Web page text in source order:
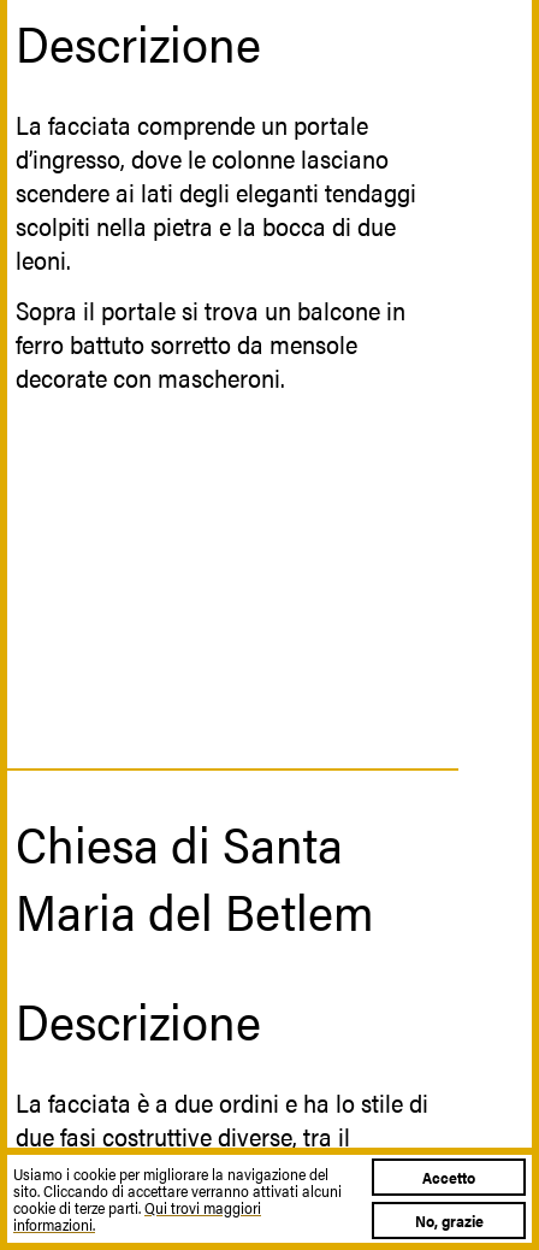
della chiesa di San Giovanni Battista
Oggi ospita anche il Vescovato e gli uffici
della Curia Diocesana.
Riferimenti Botanici
Lo stemma della famiglia è composta da
un giglio ed una cometa, sormontata da
Descrizione
La facciata comprende un portale
d’ingresso, dove le colonne lasciano
scendere ai lati degli eleganti tendaggi
scolpiti nella pietra e la bocca di due
leoni.
Sopra il portale si trova un balcone in
ferro battuto sorretto da mensole
decorate con mascheroni.
Chiesa di Santa
Maria del Betlem
Descrizione
La facciata è a due ordini e ha lo stile di
due fasi costruttive diverse, tra il
Cinquecento e l'Ottocento, composta da
tre porte d'ingresso e un grande
finestrone centrale.
Usiamo i cookie per migliorare la navigazione del
sito. Cliccando di accettare verranno attivati alcuni
cookie di terze parti.Qui trovi maggiori
informazioni.
Accetto
No, grazie